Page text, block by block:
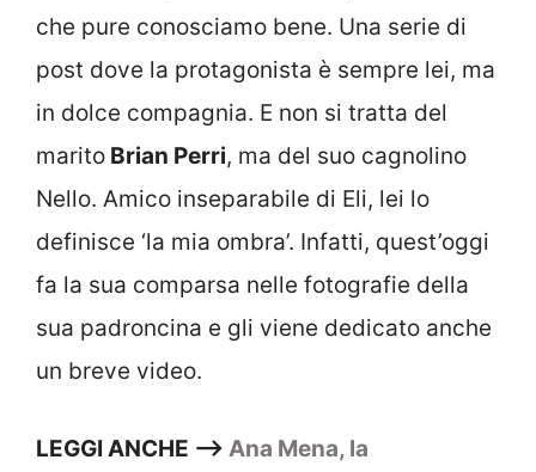
che pure conosciamo bene. Una serie di
post dove la protagonista è sempre lei, ma
in dolce compagnia. E non si tratta del
marito Brian Perri, ma del suo cagnolino
Nello. Amico inseparabile di Eli, lei lo
definisce ‘la mia ombra’. Infatti, quest’oggi
fa la sua comparsa nelle fotografie della
sua padroncina e gli viene dedicato anche
un breve video.
LEGGI ANCHE —–> Ana Mena, la